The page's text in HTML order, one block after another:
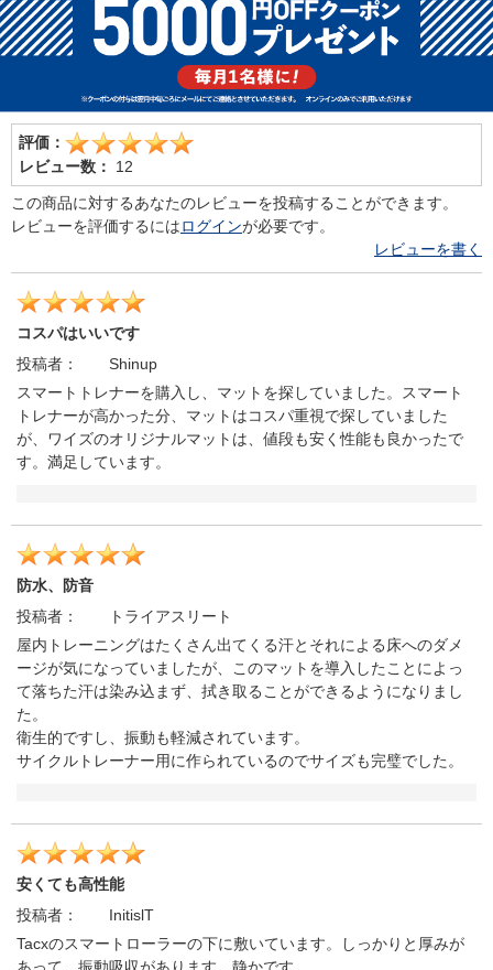
評価：
レビュー数：
12
この商品に対するあなたのレビューを投稿することができます。
レビューを評価するにはログインが必要です。
レビューを書く
コスパはいいです
投稿者：
Shinup
スマートトレナーを購入し、マットを探していました。スマート
トレナーが高かった分、マットはコスパ重視で探していました
が、ワイズのオリジナルマットは、値段も安く性能も良かったで
す。満足しています。
防水、防音
投稿者：
トライアスリート
屋内トレーニングはたくさん出てくる汗とそれによる床へのダメ
ージが気になっていましたが、このマットを導入したことによっ
て落ちた汗は染み込まず、拭き取ることができるようになりまし
た。
衛生的ですし、振動も軽減されています。
サイクルトレーナー用に作られているのでサイズも完璧でした。
安くても高性能
投稿者：
InitislT
Tacxのスマートローラーの下に敷いています。しっかりと厚みが